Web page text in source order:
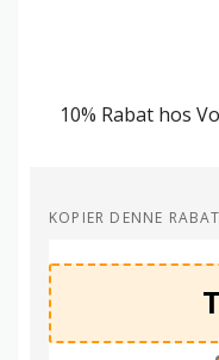
10% Rabat hos
KOPIER DENNE